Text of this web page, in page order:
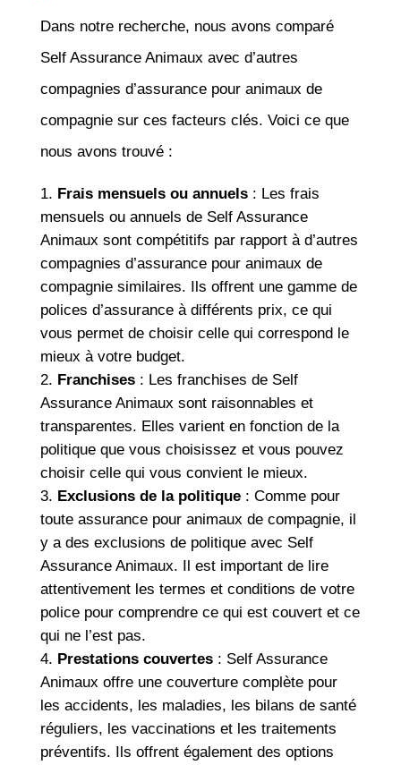
Dans notre recherche, nous avons comparé
Self Assurance Animaux avec d’autres
compagnies d’assurance pour animaux de
compagnie sur ces facteurs clés. Voici ce que
nous avons trouvé :
Frais mensuels ou annuels: Les frais
mensuels ou annuels de Self Assurance
Animaux sont compétitifs par rapport à d’autres
compagnies d’assurance pour animaux de
compagnie similaires. Ils offrent une gamme de
polices d’assurance à différents prix, ce qui
vous permet de choisir celle qui correspond le
mieux à votre budget.
Franchises: Les franchises de Self
Assurance Animaux sont raisonnables et
transparentes. Elles varient en fonction de la
politique que vous choisissez et vous pouvez
choisir celle qui vous convient le mieux.
Exclusions de la politique: Comme pour
toute assurance pour animaux de compagnie, il
y a des exclusions de politique avec Self
Assurance Animaux. Il est important de lire
attentivement les termes et conditions de votre
police pour comprendre ce qui est couvert et ce
qui ne l’est pas.
Prestations couvertes: Self Assurance
Animaux offre une couverture complète pour
les accidents, les maladies, les bilans de santé
réguliers, les vaccinations et les traitements
préventifs. Ils offrent également des options